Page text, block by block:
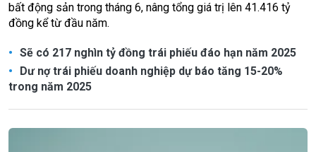
bất động sản trong tháng 6, nâng tổng giá trị lên 41.416 tỷ
đồng kể từ đầu năm.
Sẽ có 217 nghìn tỷ đồng trái phiếu đáo hạn năm 2025
Dư nợ trái phiếu doanh nghiệp dự báo tăng 15-20%
trong năm 2025